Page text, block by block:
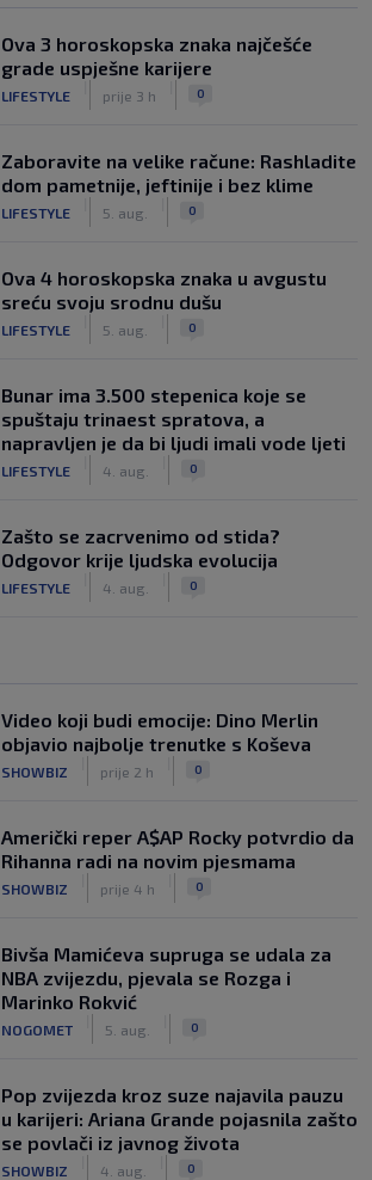
Ova 3 horoskopska znaka najčešće
grade uspješne karijere
LIFESTYLE prije 3 h 0
Zaboravite na velike račune: Rashladite
dom pametnije, jeftinije i bez klime
LIFESTYLE 5. aug. 0
Ova 4 horoskopska znaka u avgustu
sreću svoju srodnu dušu
LIFESTYLE 5. aug. 0
Bunar imа 3.500 stepenica koje se
spuštaju trinaest spratova, a
napravljen je da bi ljudi imali vode ljeti
LIFESTYLE 4. aug. 0
Zašto se zacrvenimo od stida?
Odgovor krije ljudska evolucija
LIFESTYLE 4. aug. 0
Video koji budi emocije: Dino Merlin
objavio najbolje trenutke s Koševa
SHOWBIZ prije 2 h 0
Američki reper A$AP Rocky potvrdio da
Rihanna radi na novim pjesmama
SHOWBIZ prije 4 h 0
Bivša Mamićeva supruga se udala za
NBA zvijezdu, pjevala se Rozga i
Marinko Rokvić
NOGOMET 5. aug. 0
Pop zvijezda kroz suze najavila pauzu
u karijeri: Ariana Grande pojasnila zašto
se povlači iz javnog života
SHOWBIZ 4. aug. 0